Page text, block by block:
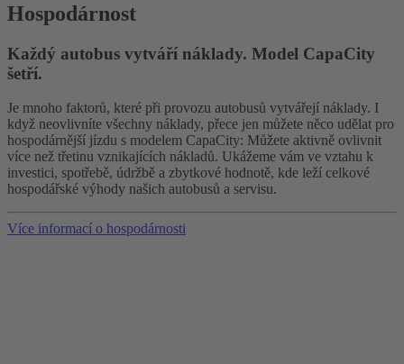
Hospodárnost
Každý autobus vytváří náklady. Model CapaCity
šetří.
Je mnoho faktorů, které při provozu autobusů vytvářejí náklady. I
když neovlivníte všechny náklady, přece jen můžete něco udělat pro
hospodárnější jízdu s modelem CapaCity: Můžete aktivně ovlivnit
více než třetinu vznikajících nákladů. Ukážeme vám ve vztahu k
investici, spotřebě, údržbě a zbytkové hodnotě, kde leží celkové
hospodářské výhody našich autobusů a servisu.
Více informací o hospodárnosti